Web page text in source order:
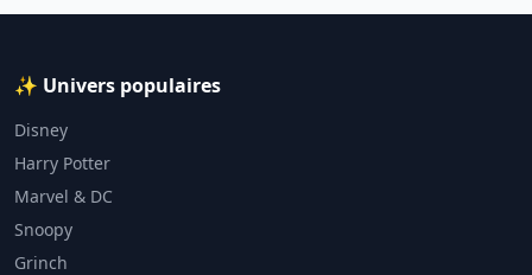
✨ Univers populaires
Disney
Harry Potter
Marvel & DC
Snoopy
Grinch